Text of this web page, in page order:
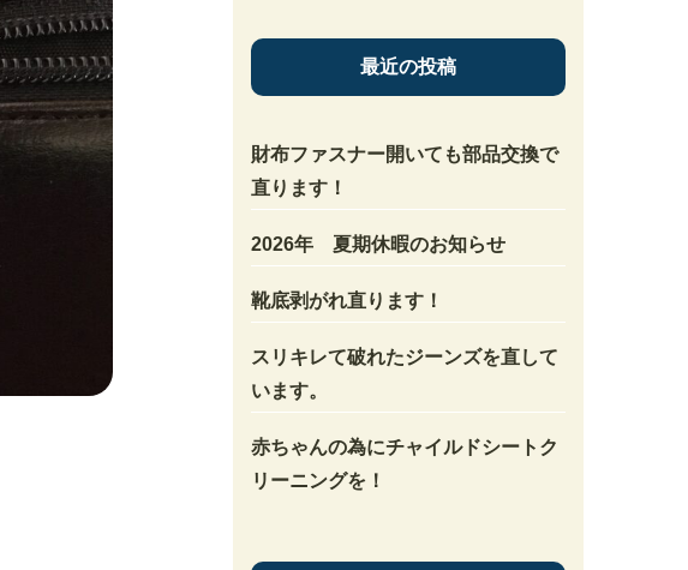
最近の投稿
財布ファスナー開いても部品交換で
直ります！
2026年 夏期休暇のお知らせ
靴底剥がれ直ります！
スリキレて破れたジーンズを直して
います。
赤ちゃんの為にチャイルドシートク
リーニングを！